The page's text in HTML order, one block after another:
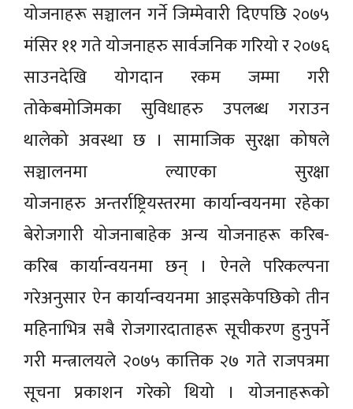
योजनाहरू सञ्चालन गर्ने जिम्मेवारी दिएपछि २०७५
मंसिर ११ गते योजनाहरु सार्वजनिक गरियो र २०७६
साउनदेखि योगदान रकम जम्मा गरी
तोकेबमोजिमका सुविधाहरु उपलब्ध गराउन
थालेको अवस्था छ । सामाजिक सुरक्षा कोषले
सञ्चालनमा ल्याएका सुरक्षा
योजनाहरु अन्तर्राष्ट्रियस्तरमा कार्यान्वयनमा रहेका
बेरोजगारी योजनाबाहेक अन्य योजनाहरू करिब-
करिब कार्यान्वयनमा छन् । ऐनले परिकल्पना
गरेअनुसार ऐन कार्यान्वयनमा आइसकेपछिको तीन
महिनाभित्र सबै रोजगारदाताहरू सूचीकरण हुनुपर्ने
गरी मन्त्रालयले २०७५ कात्तिक २७ गते राजपत्रमा
सूचना प्रकाशन गरेको थियो । योजनाहरूको